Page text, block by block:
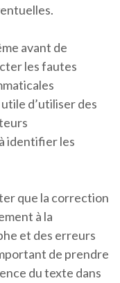
avant de
les fautes
d’utiliser des
identifier les
que la correction
à la
et des erreurs
de prendre
du texte dans